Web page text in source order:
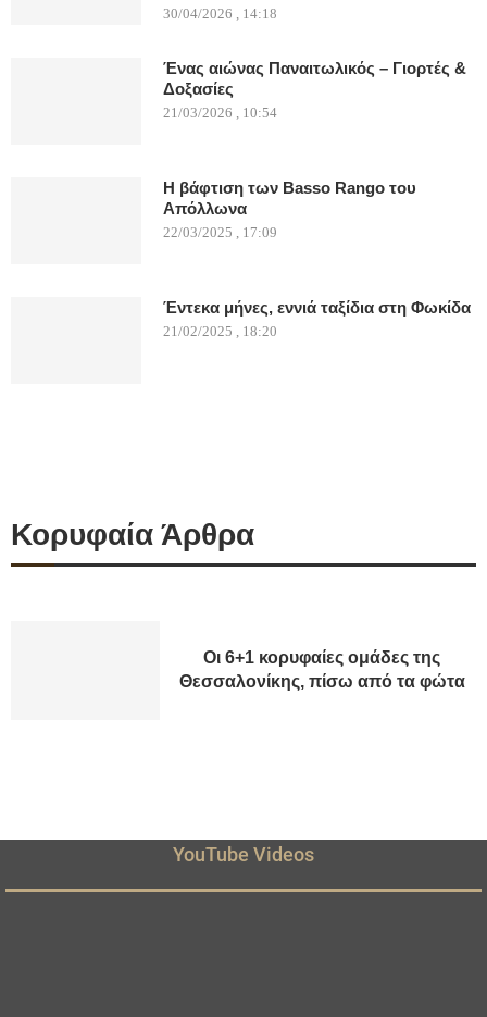
30/04/2026 , 14:18
Ένας αιώνας Παναιτωλικός – Γιορτές &
Δοξασίες
21/03/2026 , 10:54
Η βάφτιση των Basso Rango του
Απόλλωνα
22/03/2025 , 17:09
Έντεκα μήνες, εννιά ταξίδια στη Φωκίδα
21/02/2025 , 18:20
Κορυφαία Άρθρα
Οι 6+1 κορυφαίες ομάδες της
Θεσσαλονίκης, πίσω από τα φώτα
YouTube Videos